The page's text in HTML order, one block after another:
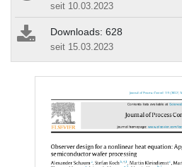
seit 10.03.2023
Downloads: 628
seit 15.03.2023